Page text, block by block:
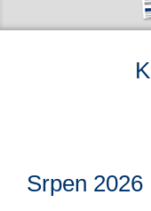
Srpen 2026